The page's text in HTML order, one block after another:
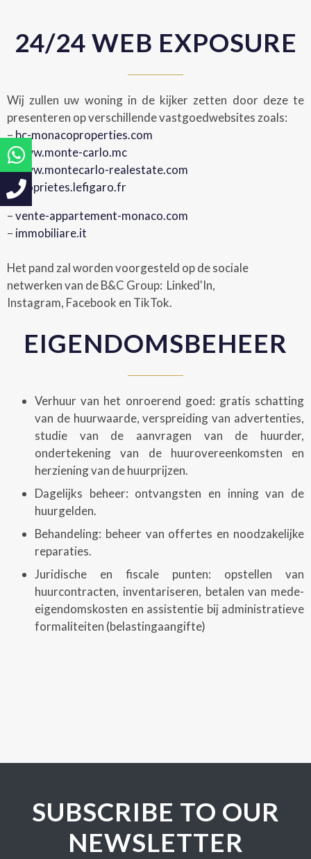
24/24 WEB EXPOSURE
Wij zullen uw woning in de kijker zetten door deze te
presenteren op verschillende vastgoedwebsites zoals:
–bc-monacoproperties.com
–www.monte-carlo.mc
–www.montecarlo-realestate.com
– proprietes.lefigaro.fr
–vente-appartement-monaco.com
– immobiliare.it
Het pand zal worden voorgesteld op de sociale
netwerken van de B&C Group: Linked'In,
Instagram, Facebook en TikTok.
EIGENDOMSBEHEER
Verhuur van het onroerend goed: gratis schatting
van de huurwaarde, verspreiding van advertenties,
studie van de aanvragen van de huurder,
ondertekening van de huurovereenkomsten en
herziening van de huurprijzen.
Dagelijks beheer: ontvangsten en inning van de
huurgelden.
Behandeling: beheer van offertes en noodzakelijke
reparaties.
Juridische en fiscale punten: opstellen van
huurcontracten, inventariseren, betalen van mede-
eigendomskosten en assistentie bij administratieve
formaliteiten (belastingaangifte)
SUBSCRIBE TO OUR
NEWSLETTER